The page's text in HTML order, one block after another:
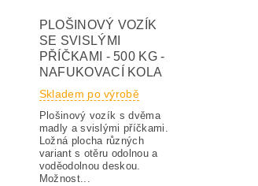
PLOŠINOVÝ VOZÍK
SE SVISLÝMI
PŘÍČKAMI - 500 KG -
NAFUKOVACÍ KOLA
Skladem po výrobě
Plošinový vozík s dvěma
madly a svislými příčkami.
Ložná plocha různých
variant s otěru odolnou a
voděodolnou deskou.
Možnost...